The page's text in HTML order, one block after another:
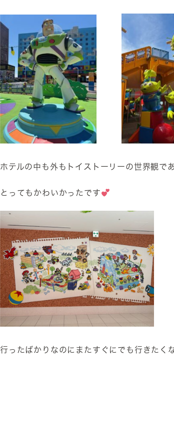
ホテルの中も外もトイストーリーの世界観で
とってもかわいかったです
行ったばかりなのにまたすぐにでも行きたく